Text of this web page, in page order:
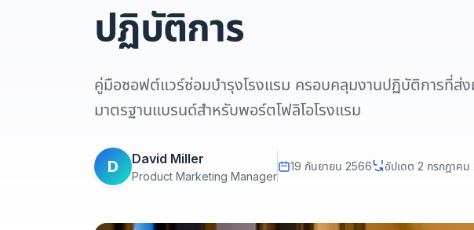
ปฏิบัติการ
คู่มือซอฟต์แวร์ซ่อมบำรุงโรงแรม ครอบคลุมงานปฏิบัติการที่ส่
มาตรฐานแบรนด์สำหรับพอร์ตโฟลิโอโรงแรม
D David Miller
Product Marketing Manager
19 กันยายน 2566 อัปเดต 2 กรกฎาค